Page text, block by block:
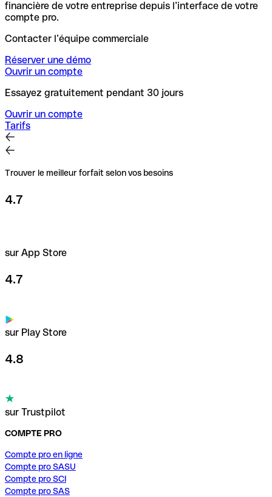
financière de votre entreprise depuis l’interface de votre
compte pro.
Contacter l’équipe commerciale
Réserver une démo
Ouvrir un compte
Essayez gratuitement pendant 30 jours
Ouvrir un compte
Tarifs
Trouver le meilleur forfait selon vos besoins
4.7
sur App Store
4.7
sur Play Store
4.8
sur Trustpilot
COMPTE PRO
Compte pro en ligne
Compte pro SASU
Compte pro SCI
Compte pro SAS